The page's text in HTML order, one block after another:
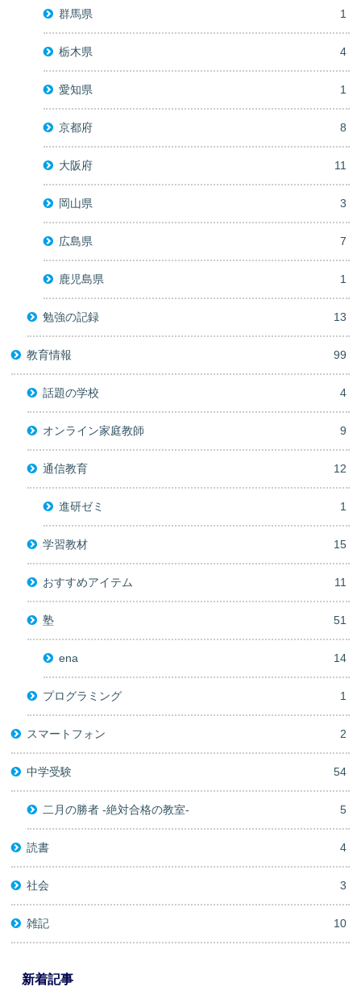
群馬県 1
栃木県 4
愛知県 1
京都府 8
大阪府 11
岡山県 3
広島県 7
鹿児島県 1
勉強の記録 13
教育情報 99
話題の学校 4
オンライン家庭教師 9
通信教育 12
進研ゼミ 1
学習教材 15
おすすめアイテム 11
塾 51
ena 14
プログラミング 1
スマートフォン 2
中学受験 54
二月の勝者 -絶対合格の教室- 5
読書 4
社会 3
雑記 10
新着記事